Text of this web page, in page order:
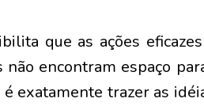
que as ações
encontram espaço
exatamente trazer as